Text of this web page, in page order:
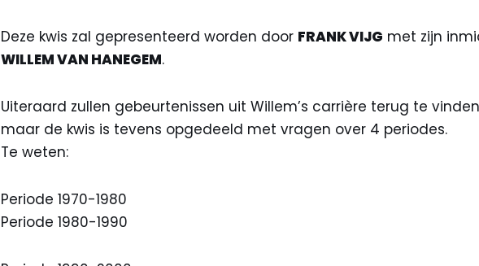
Deze kwis zal gepresenteerd worden door FRANK VIJG met zijn
WILLEM VAN HANEGEM.
Uiteraard zullen gebeurtenissen uit Willem’s carrière terug te
maar de kwis is tevens opgedeeld met vragen over 4 periodes.
Te weten:
Periode 1970-1980
Periode 1980-1990